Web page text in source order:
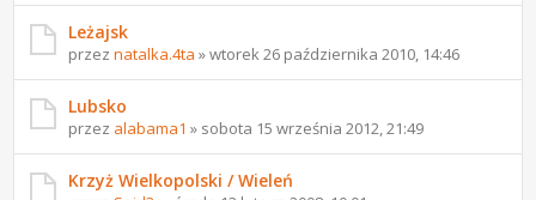
Leżajsk
przeznatalka.4ta » wtorek 26 października 2010, 14:46
Lubsko
przez alabama1 » sobota 15 września 2012, 21:49
Krzyż Wielkopolski / Wieleń